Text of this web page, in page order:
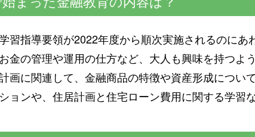
習指導要領が2022年度から順次実施されるのに
金の管理や運用の仕方など、大人も興味を持つよ
画に関連して、金融商品の特徴や資産形成につい
ョンや、住居計画と住宅ローン費用に関する学習